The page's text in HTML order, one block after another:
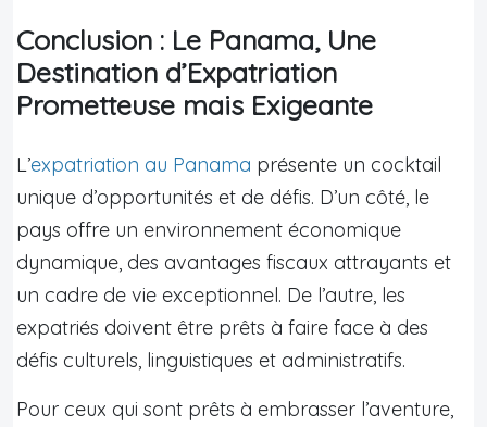
Conclusion : Le Panama, Une
Destination d’Expatriation
Prometteuse mais Exigeante
L’expatriation au Panama présente un cocktail
unique d’opportunités et de défis. D’un côté, le
pays offre un environnement économique
dynamique, des avantages fiscaux attrayants et
un cadre de vie exceptionnel. De l’autre, les
expatriés doivent être prêts à faire face à des
défis culturels, linguistiques et administratifs.
Pour ceux qui sont prêts à embrasser l’aventure,